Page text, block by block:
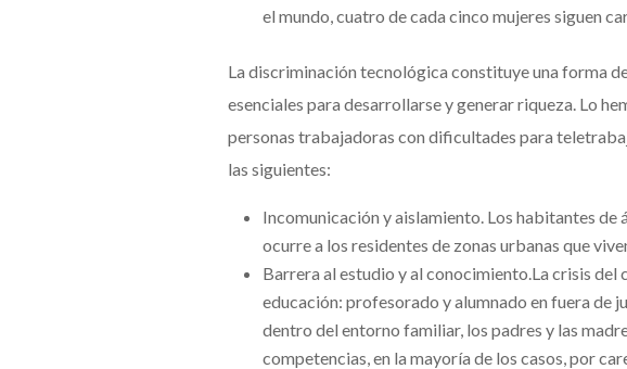
el mundo, cuatro de cada cinco mujeres siguen
La discriminación tecnológica constituye una forma
esenciales para desarrollarse y generar riqueza. Lo
personas trabajadoras con dificultades para
las siguientes:
Incomunicación y aislamiento. Los habitantes de
ocurre a los residentes de zonas urbanas que
Barrera al estudio y al conocimiento.La crisis
educación: profesorado y alumnado en fuera de
dentro del entorno familiar, los padres y las
competencias, en la mayoría de los casos, por